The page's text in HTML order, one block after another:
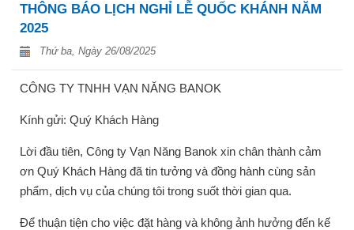
THÔNG BÁO LỊCH NGHỈ LỄ QUỐC KHÁNH NĂM
2025
Thứ ba, Ngày 26/08/2025
CÔNG TY TNHH VẠN NĂNG BANOK
Kính gửi: Quý Khách Hàng
Lời đầu tiên, Công ty Vạn Năng Banok xin chân thành cảm
ơn Quý Khách Hàng đã tin tưởng và đồng hành cùng sản
phẩm, dịch vụ của chúng tôi trong suốt thời gian qua.
Để thuận tiện cho việc đặt hàng và không ảnh hưởng đến kế